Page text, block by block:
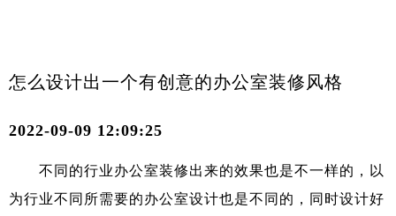
怎么设计出一个有创意的办公室装修风格
2022-09-09 12:09:25
不同的行业办公室装修出来的效果也是不一样的，以
为行业不同所需要的办公室设计也是不同的，同时设计好